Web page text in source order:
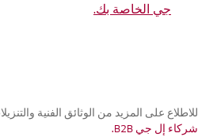
جي الخاصة بك.
للاطلاع على المزيد من الوثائق الفنية
شركاء إل جي B2B.